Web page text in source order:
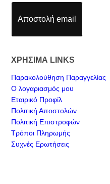
Αποστολή email
ΧΡΗΣΙΜΑ LINKS
Παρακολούθηση Παραγγελίας
Ο λογαριασμός μου
Εταιρικό Προφίλ
Πολιτική Αποστολών
Πολιτική Επιστροφών
Τρόποι Πληρωμής
Συχνές Ερωτήσεις